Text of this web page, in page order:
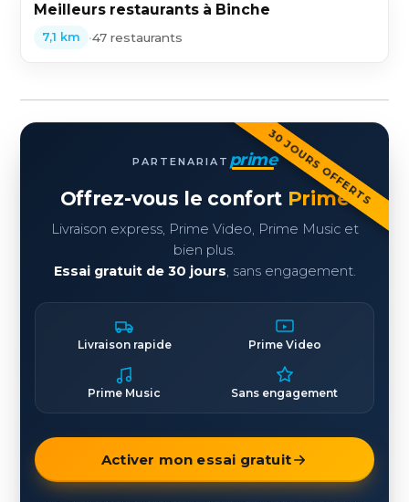
Meilleurs restaurants à Binche
7,1 km •47 restaurants
30 JOURS OFFERTS
PARTENARIAT prime
Offrez-vous le confort Prime
Livraison express, Prime Video, Prime Music et
bien plus.
Essai gratuit de 30 jours, sans engagement.
Livraison rapide Prime Video
Prime Music Sans engagement
Activer mon essai gratuit